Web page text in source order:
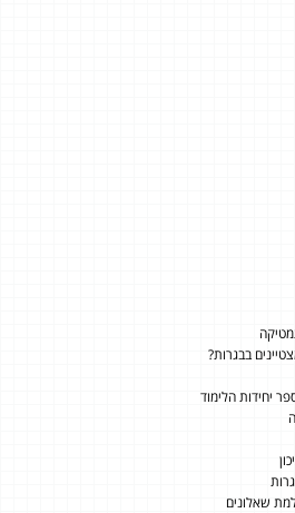
בבגרות?
יחידות הלימוד
שאלונים